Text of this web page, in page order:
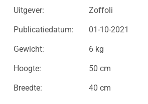
Uitgever: Zoffoli
Publicatiedatum: 01-10-2021
Gewicht: 6 kg
Hoogte: 50 cm
Breedte: 40 cm